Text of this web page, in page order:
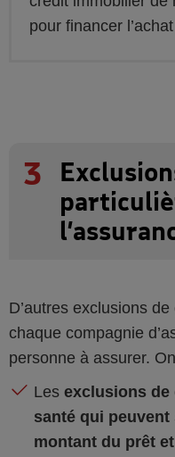
pour financer
3
D’autres exclusions
chaque compagnie
personne à assurer.
Les exclusions de
santé qui peuvent
montant du prêt